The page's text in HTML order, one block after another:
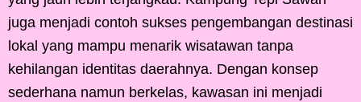
juga menjadi contoh sukses pengembangan destinasi
lokal yang mampu menarik wisatawan tanpa
kehilangan identitas daerahnya. Dengan konsep
sederhana namun berkelas, kawasan ini menjadi